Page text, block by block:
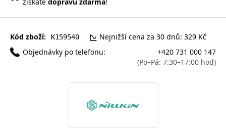
Kód zboží: K159540
Nejnižší cena za 30 dnů: 329 Kč
Objednávky po telefonu:
+420 731 000 147
(Po–Pá: 7:30–17:00 hod)